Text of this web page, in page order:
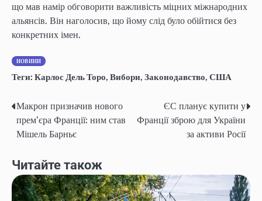
що мав намір обговорити важливість міцних міжнародних
альянсів. Він наголосив, що йому слід було обійтися без
конкретних імен.
НОВИНИ
Теги: Карлос Дель Торо, Вибори, Законодавство, США
Навігація
записів
Макрон призначив нового
прем’єра Франції: ним став
Мішель Барньє
ЄС планує купити у
Франції зброю для України
за активи Росії
Читайте також